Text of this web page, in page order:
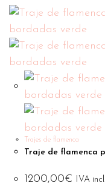
Trajes de flamenca
Traje de flamenca
1200,00€ IVA incl.